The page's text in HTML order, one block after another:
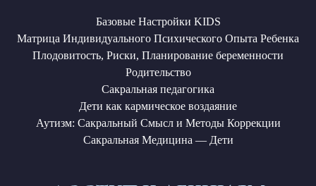
Базовые Настройки KIDS
Матрица Индивидуального Психического Опыта Ребенка
Плодовитость, Риски, Планирование беременности
Родительство
Сакральная педагогика
Дети как кармическое воздаяние
Аутизм: Сакральный Смысл и Методы Коррекции
Сакральная Медицина — Дети